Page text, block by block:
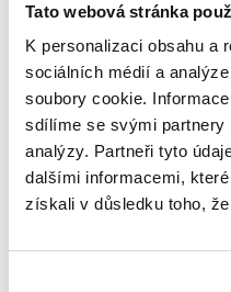
Tato webová stránka
K personalizaci obsahu a
sociálních médií a
soubory cookie.
sdílíme se svými partnery
analýzy. Partneři tyto
dalšími informacemi,
získali v důsledku toho,
Q10 A ČERVENÉ VÍNO
KOMPLEX
1075 Kč